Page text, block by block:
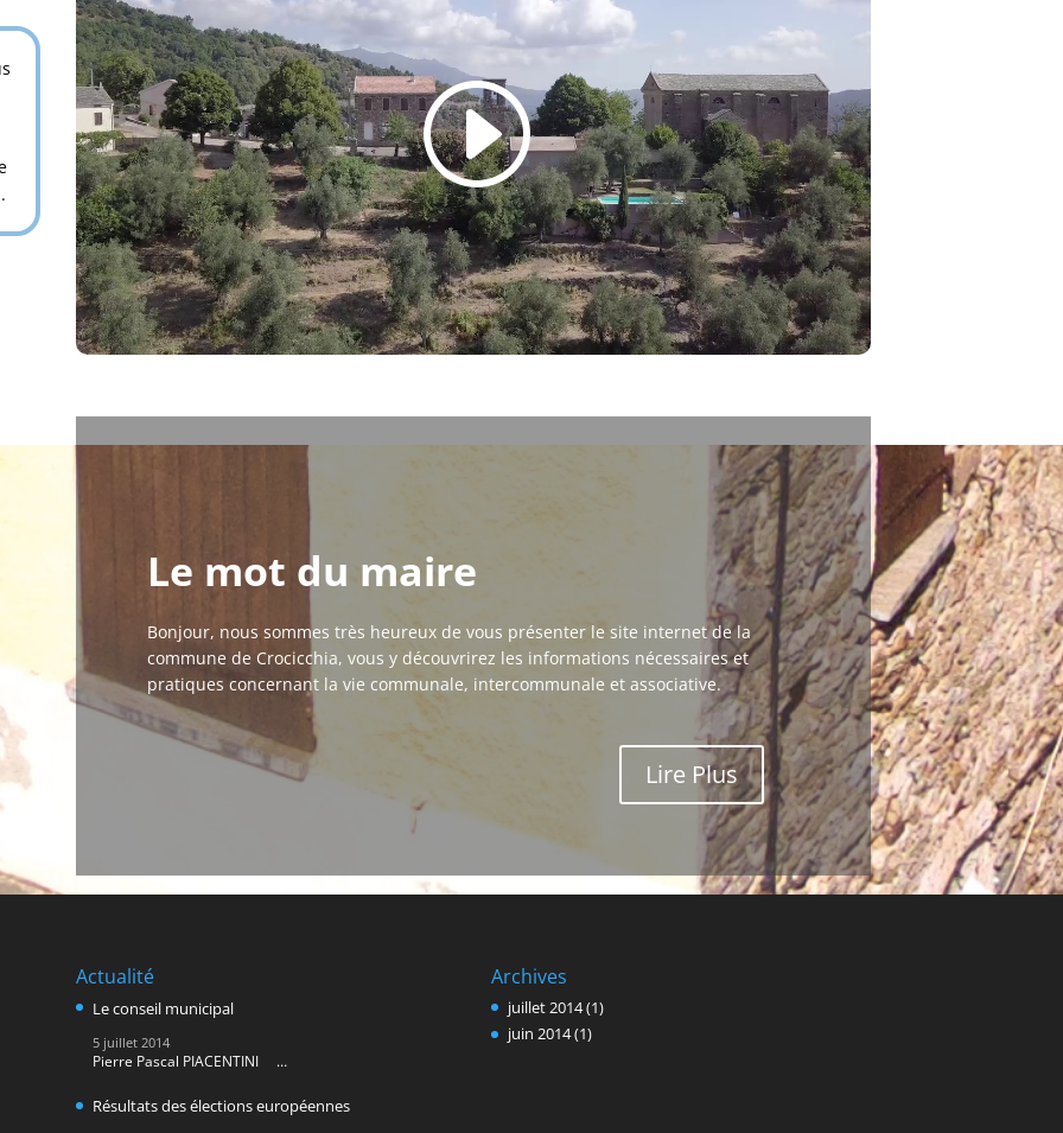
Le mot du maire
Bonjour, nous sommes très heureux de vous présenter le site internet de la
commune de Crocicchia, vous y découvrirez les informations nécessaires et
pratiques concernant la vie communale, intercommunale et associative.
Lire Plus
Actualité
Le conseil municipal
5 juillet 2014
Pierre Pascal PIACENTINI …
Résultats des élections européennes
Archives
juillet 2014(1)
juin 2014(1)